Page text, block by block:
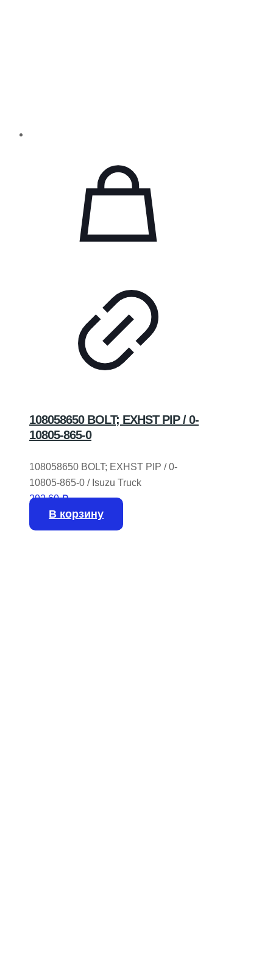
108058650 BOLT; EXHST PIP / 0-
10805-865-0
108058650 BOLT; EXHST PIP / 0-
10805-865-0 / Isuzu Truck
292,60₽
В корзину